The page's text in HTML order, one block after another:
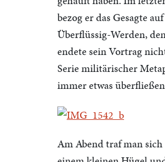
bezog er das Gesagte
Überflüssig-Werden,
endete sein Vortrag
Serie militärischer
immer etwas
Am Abend traf man